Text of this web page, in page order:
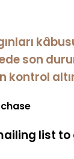
son
kontrol
list to